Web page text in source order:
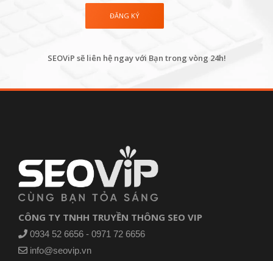
SEOViP sẽ liên hệ ngay với Bạn trong vòng 24h!
CÔNG TY TNHH TRUYỀN THÔNG SEO VIP
0934 52 6656 - 0971 72 6656
info@seovip.vn